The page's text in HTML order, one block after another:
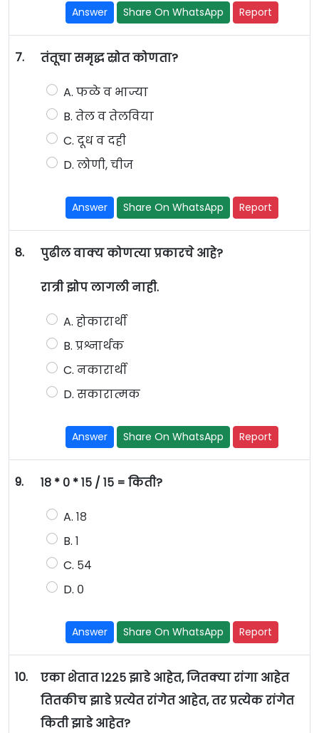
Answer Share On WhatsApp Report
7. तंतूचा समृद्ध स्रोत कोणता?
A. फळे व भाज्या
B. तेल व तेलविया
C. दूध व दही
D. लोणी, चीज
Answer Share On WhatsApp Report
8. पुढील वाक्य कोणत्या प्रकारचे आहे?
रात्री झोप लागली नाही.
A. होकारार्थी
B. प्रश्नार्थक
C. नकारार्थी
D. सकारात्मक
Answer Share On WhatsApp Report
9. १८ * ० * १५ / १५ = किती?
A. १८
B. १
C. ५४
D. ०
Answer Share On WhatsApp Report
10.
एका शेतात १२२५ झाडे आहेत, जितक्या रांगा आहेत
तितकीच झाडे प्रत्येत रांगेत आहेत, तर प्रत्येक रांगेत
किती झाडे आहेत?